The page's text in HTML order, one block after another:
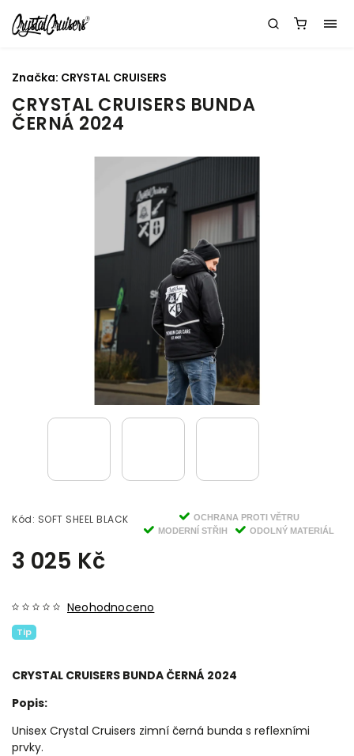
CRYSTAL CRUISERS BUNDA
ČERNÁ 2024
Kód: SOFT SHEEL BLACK
OCHRANA PROTI VĚTRU
MODERNÍ STŘIH
ODOLNÝ MATERIÁL
3 025 Kč
Tip
Neohodnoceno
CRYSTAL CRUISERS BUNDA ČERNÁ 2024
Popis:
Unisex Crystal Cruisers zimní černá bunda s reflexními
prvky.
Značka: CRYSTAL CRUISERS